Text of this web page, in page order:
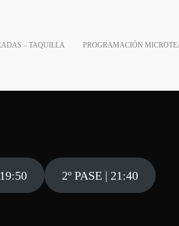
– TAQUILLA PROGRAMACIÓN
– VERDE
2º PASE | 21:40